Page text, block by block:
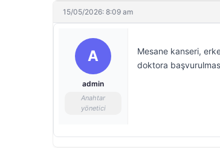
15/05/2026: 8:09 am
A
admin
Anahtar
yönetici
Mesane kanseri,
doktora